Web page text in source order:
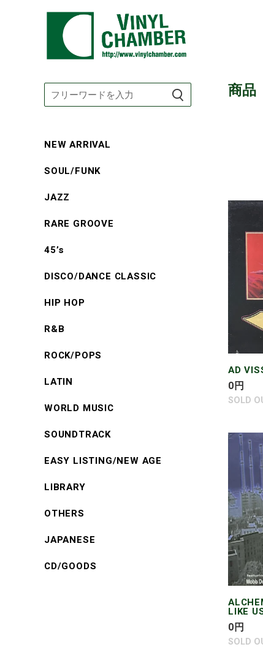
NEW ARRIVAL
SOUL/FUNK
JAZZ
RARE GROOVE
45’s
DISCO/DANCE CLASSIC
HIP HOP
R&B
ROCK/POPS
LATIN
WORLD MUSIC
SOUNDTRACK
EASY LISTING/NEW AGE
LIBRARY
OTHERS
JAPANESE
CD/GOODS
コ
商品
AD
AD
通
常
格
0円
SOLD
LIKE
US
LIKE
通
常
0円
SOLD